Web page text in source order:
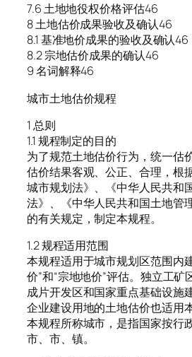
7.6 土地地役权价格评估46
8 土地估价成果验收及确认46
8.1 基准地价成果的验收及确认46
8.2 宗地估价成果的确认46
9 名词解释46
城市土地估价规程
1 总则
1.1 规程制定的目的
为了规范土地估价行为，统一估
估价结果客观、公正、合理，根
城市规划法》、《中华人民共和
法》、《中华人民共和国土地管
的有关规定，制定本规程。
1.2 规程适用范围
本规程适用于城市规划区范围内
价”和“宗地地价”评估。独立工
成片开发区和国家重点基础设施
企业建设用地的土地估价也适用本
本规程所称城市，是指国家按行
市、市、镇。